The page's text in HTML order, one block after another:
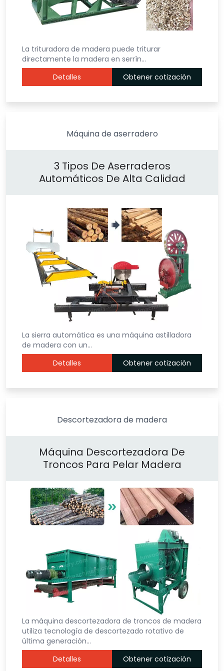
La trituradora de madera puede triturar
directamente la madera en serrín…
Detalles
Obtener cotización
Máquina de aserradero
3 Tipos De Aserraderos
Automáticos De Alta Calidad
La sierra automática es una máquina astilladora
de madera con un…
Detalles
Obtener cotización
Descortezadora de madera
Máquina Descortezadora De
Troncos Para Pelar Madera
La máquina descortezadora de troncos de madera
utiliza tecnología de descortezado rotativo de
última generación…
Detalles
Obtener cotización